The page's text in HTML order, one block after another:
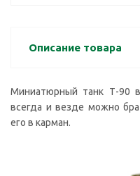
Описание товара
Миниатюрный танк Т-90
всегда и везде можно
его в карман.